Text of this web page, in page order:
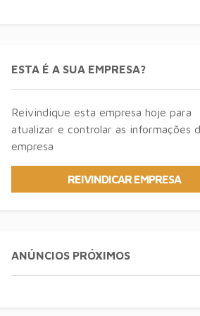
ESTA É A SUA EMPRESA?
Reivindique esta empresa hoje para
atualizar e controlar as informações
empresa
REIVINDICAR EMPRESA
ANÚNCIOS PRÓXIMOS